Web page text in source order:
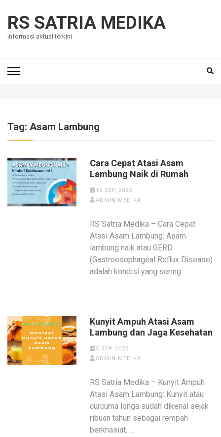
content
(Press
RS SATRIA MEDIKA
Informasi aktual terkini
Tag: Asam Lambung
Cara Cepat Atasi Asam
Lambung Naik di Rumah
19 SEP 2025
ADMIN MEDIKA
RS Satria Medika – Cara Cepat
Atasi Asam Lambung: Asam
lambung naik atau GERD
(Gastroesophageal Reflux Disease)
adalah kondisi yang sering …
Kunyit Ampuh Atasi Asam
Lambung dan Jaga Kesehatan
5 SEP 2025
ADMIN MEDIKA
RS Satria Medika – Kunyit Ampuh
Atasi Asam Lambung: Kunyit atau
curcuma longa sudah dikenal sejak
ribuan tahun sebagai rempah
berkhasiat. …